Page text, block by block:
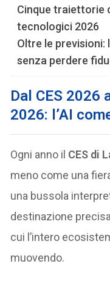
Cinque traiettorie
tecnologici 2026
Oltre le previsioni:
senza perdere
Dal CES 2026
2026: l’AI
Ogni anno il CES di
meno come una
una bussola
destinazione
cui l’intero
muovendo.